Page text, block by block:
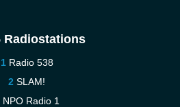
Radiostations
Radio 538
SLAM!
NPO Radio 1